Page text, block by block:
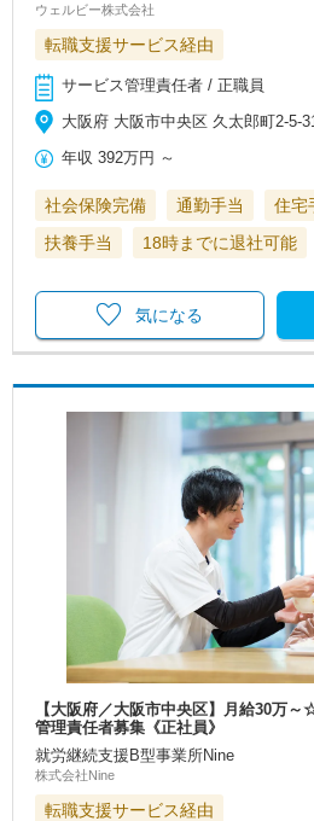
ウェルビー株式会社
転職支援サービス経由
サービス管理責任者 / 正職員
大阪府 大阪市中央区 久太郎町2-5-
年収 392万円 ～
社会保険完備 通勤手当 住宅
扶養手当
18時までに退社可能
気になる
【大阪府／大阪市中央区】月給30万
管理責任者募集《正社員》
就労継続支援B型事業所Nine
株式会社Nine
転職支援サービス経由